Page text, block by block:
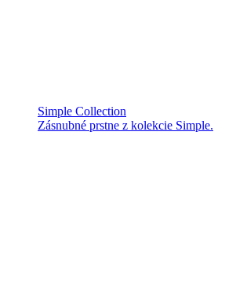
Simple Collection
Zásnubné prstne z kolekcie Simple.